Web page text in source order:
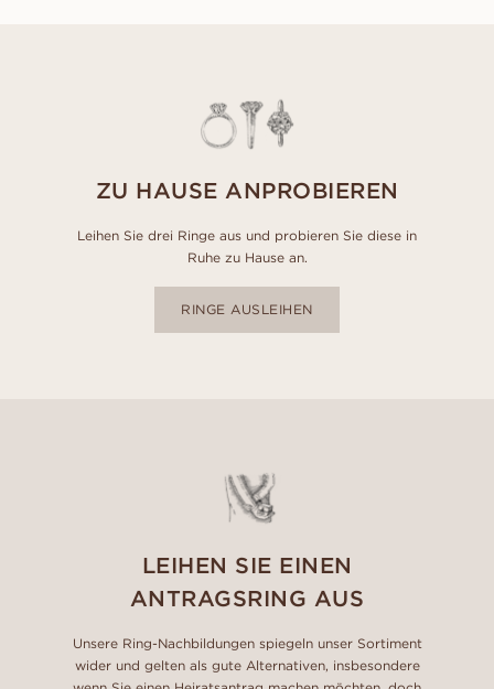
ZU HAUSE ANPROBIEREN
Leihen Sie drei Ringe aus und probieren Sie diese in
Ruhe zu Hause an.
RINGE AUSLEIHEN
LEIHEN SIE EINEN
ANTRAGSRING AUS
Unsere Ring-Nachbildungen spiegeln unser Sortiment
wider und gelten als gute Alternativen, insbesondere